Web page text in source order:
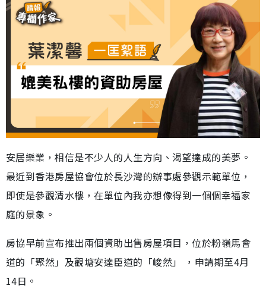
安居樂業，相信是不少人的人生方向、渴望達成的美夢。
最近到香港房屋協會位於長沙灣的辦事處參觀示範單位，
即使是參觀清水樓，在單位內我亦想像得到一個個幸福家
庭的景象。
房協早前宣布推出兩個資助出售房屋項目，位於粉嶺馬會
道的「聚然」及觀塘安達臣道的「峻然」 ，申請期至4月
14日。